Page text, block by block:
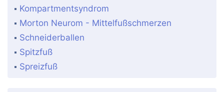
Kompartmentsyndrom
Morton Neurom - Mittelfußschmerzen
Schneiderballen
Spitzfuß
Spreizfuß